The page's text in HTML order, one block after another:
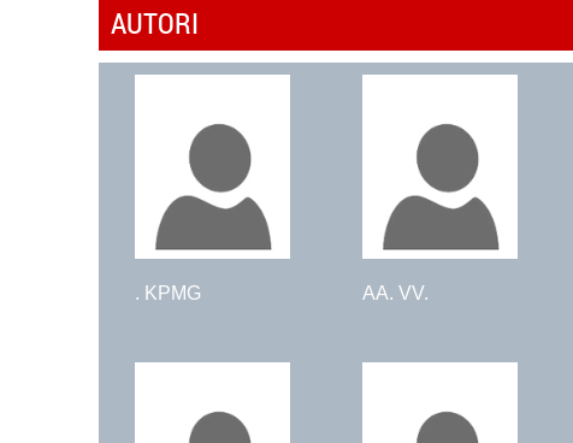
AUTORI
. KPMG AA. VV.